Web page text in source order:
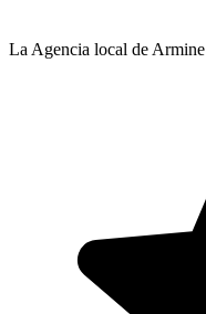
La Agencia local de Armine